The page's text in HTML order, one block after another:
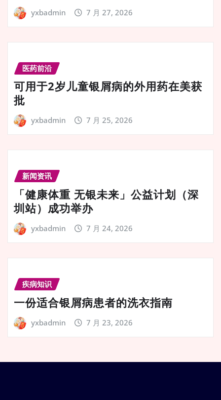
yxbadmin 7 月 27, 2026
医药前沿
可用于2岁儿童银屑病的外用药在美获
批
yxbadmin 7 月 25, 2026
新闻资讯
「健康体重 无银未来」公益计划（深
圳站）成功举办
yxbadmin 7 月 24, 2026
疾病知识
一份适合银屑病患者的洗衣指南
yxbadmin 7 月 23, 2026